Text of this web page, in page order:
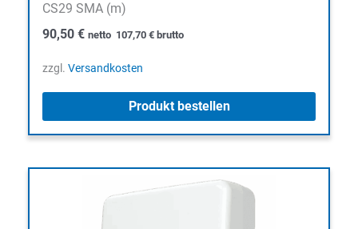
CS29 SMA (m)
90,50 € netto 107,70 € brutto
zzgl. Versandkosten
Produkt bestellen